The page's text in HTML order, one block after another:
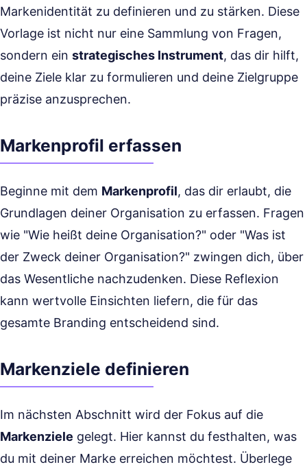
Markenidentität zu definieren und zu stärken. Diese
Vorlage ist nicht nur eine Sammlung von Fragen,
sondern ein strategisches Instrument, das dir hilft,
deine Ziele klar zu formulieren und deine Zielgruppe
präzise anzusprechen.
Markenprofil erfassen
Beginne mit dem Markenprofil, das dir erlaubt, die
Grundlagen deiner Organisation zu erfassen. Fragen
wie "Wie heißt deine Organisation?" oder "Was ist
der Zweck deiner Organisation?" zwingen dich, über
das Wesentliche nachzudenken. Diese Reflexion
kann wertvolle Einsichten liefern, die für das
gesamte Branding entscheidend sind.
Markenziele definieren
Im nächsten Abschnitt wird der Fokus auf die
Markenziele gelegt. Hier kannst du festhalten, was
du mit deiner Marke erreichen möchtest. Überlege